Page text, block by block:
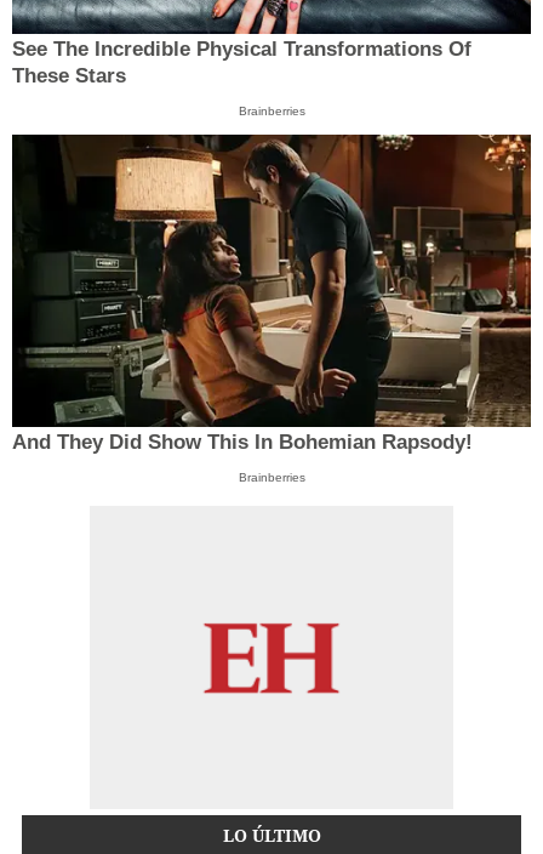
See The Incredible Physical Transformations Of
These Stars
Brainberries
And They Did Show This In Bohemian Rapsody!
Brainberries
LO ÚLTIMO